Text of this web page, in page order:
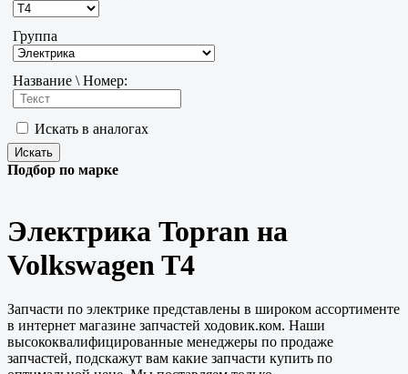
Группа
Название \ Номер:
Искать в аналогах
Подбор по марке
Электрика Topran на
Volkswagen T4
Запчасти по электрике представлены в широком ассортименте
в интернет магазине запчастей ходовик.ком. Наши
высококвалифицированные менеджеры по продаже
запчастей, подскажут вам какие запчасти купить по